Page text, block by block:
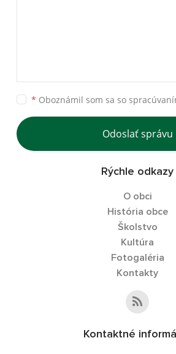
* Oboznámil som sa so
Odoslať správu
Rýchle odkazy
O obci
História obce
Školstvo
Kultúra
Fotogaléria
Kontakty
Kontaktné